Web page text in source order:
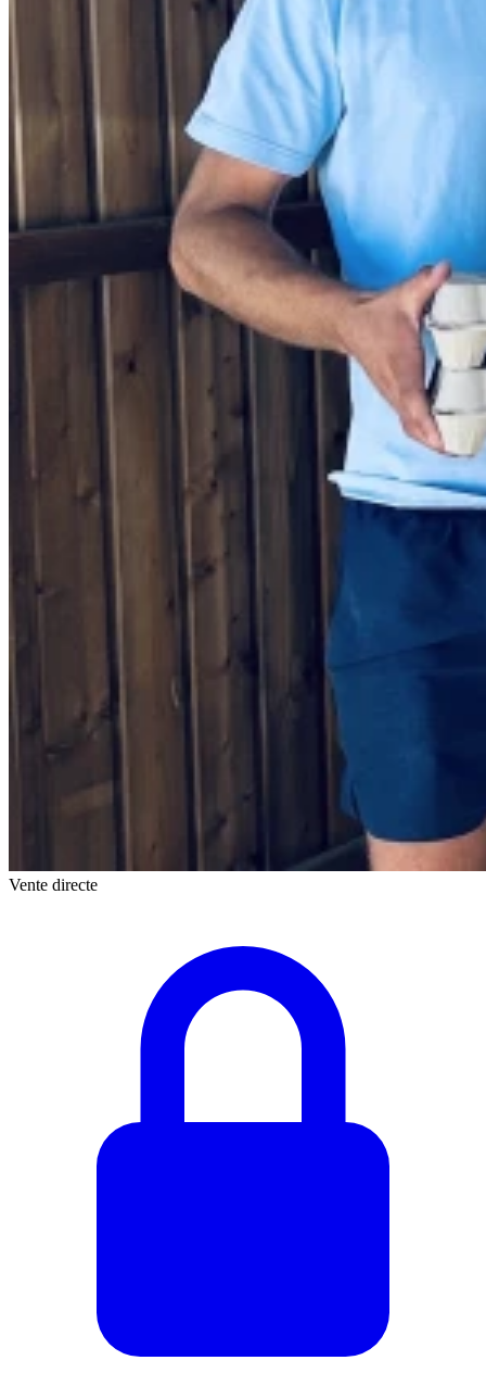
Vente directe